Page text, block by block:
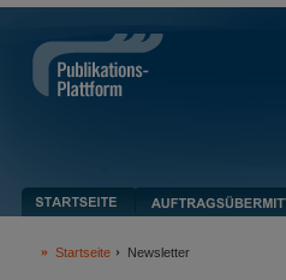
Startseite Newsletter